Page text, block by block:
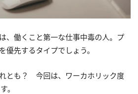
、働くこと第一な仕事中毒の人。プ
優先するタイプでしょう。
とも？ 今回は、ワーカホリック度
。